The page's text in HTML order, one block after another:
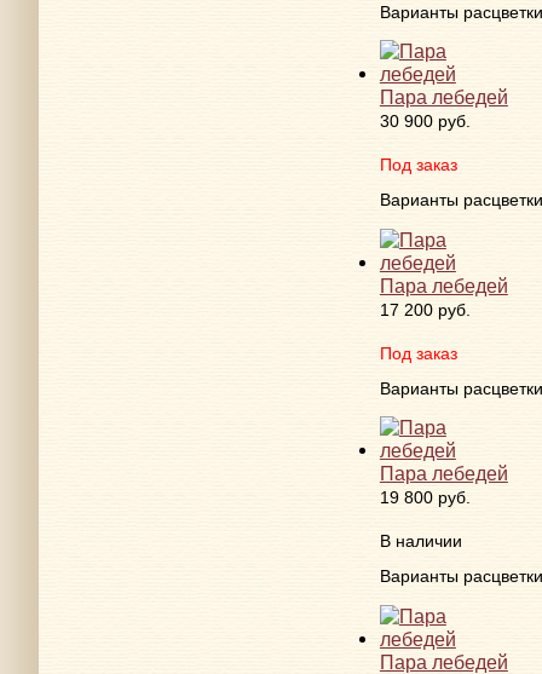
Варианты расцветки
Пара лебедей
30 900 руб.
Под заказ
Варианты расцветки
Пара лебедей
17 200 руб.
Под заказ
Варианты расцветки
Пара лебедей
19 800 руб.
В наличии
Варианты расцветки
Пара лебедей